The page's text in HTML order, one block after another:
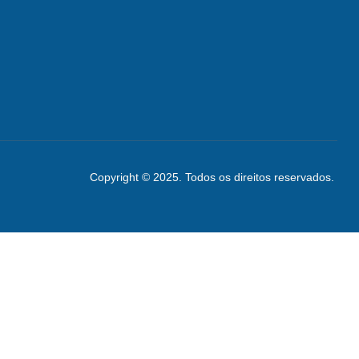
Copyright © 2025. Todos os direitos reservados.